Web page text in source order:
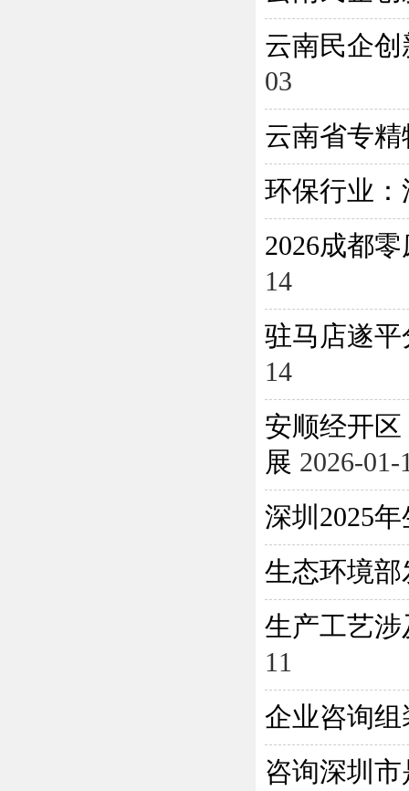
云南民企
03
云南省专
环保行业
2026成都
14
驻马店遂平
14
安顺经开
展 2026-01-
深圳2025
生态环境
生产工艺
11
企业咨询
咨询深圳